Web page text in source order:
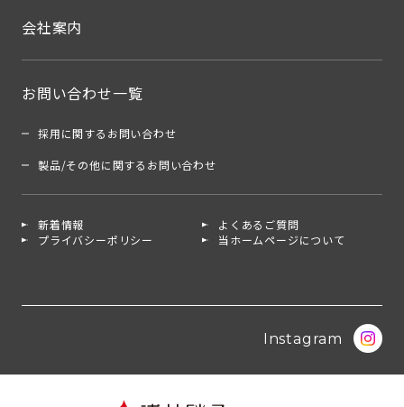
会社案内
お問い合わせ一覧
採用に関するお問い合わせ
製品/その他に関するお問い合わせ
新着情報
よくあるご質問
プライバシーポリシー
当ホームページについて
Instagram